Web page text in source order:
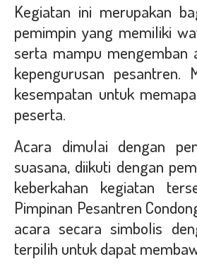
Kegiatan ini merupakan
pemimpin yang memiliki
serta mampu mengemban
kepengurusan
kesempatan untuk
peserta.
Acara dimulai dengan
suasana, diikuti dengan
keberkahan kegiatan
Pimpinan Pesantren
acara secara simbolis
terpilih untuk dapat